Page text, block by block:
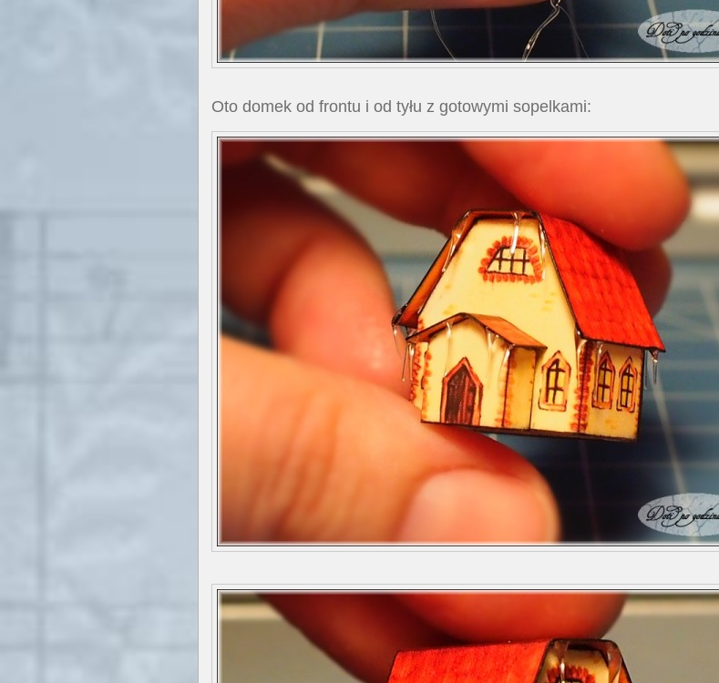
Oto domek od frontu i od tyłu z gotowymi sopelkami: